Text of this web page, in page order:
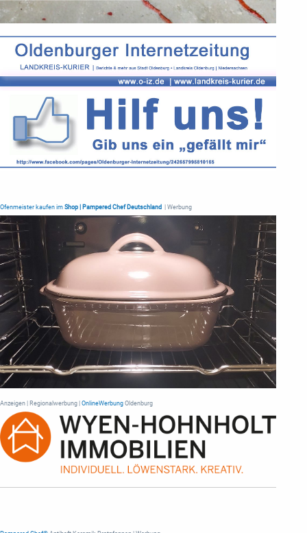
Ofenmeister kaufen im Shop | Pampered Chef Deutschland | Werbung
Anzeigen | Regionalwerbung | OnlineWerbung Oldenburg